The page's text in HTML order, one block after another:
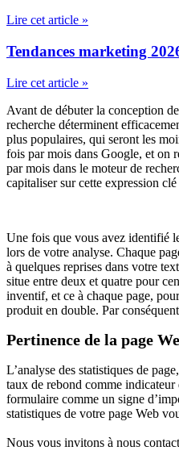
Lire cet article »
Tendances marketing
Lire cet article »
Avant de débuter la conception
recherche déterminent
plus populaires, qui seront les
fois par mois dans Google, et on
par mois dans le moteur de
capitaliser sur cette expression
Une fois que vous avez identifié
lors de votre analyse. Chaque
à quelques reprises dans votre
situe entre deux et quatre pour
inventif, et ce à chaque page,
produit en double. Par
Pertinence de la page
L’analyse des statistiques de
taux de rebond comme indicateur
formulaire comme un signe
statistiques de votre page Web
Nous vous invitons à nous